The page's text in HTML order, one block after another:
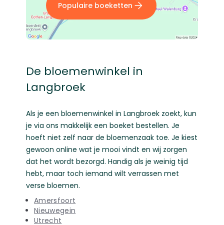
Populaire boeketten
De bloemenwinkel in
Langbroek
Als je een bloemenwinkel in Langbroek zoekt, kun
je via ons makkelijk een boeket bestellen. Je
hoeft niet zelf naar de bloemenzaak toe. Je kiest
gewoon online wat je mooi vindt en wij zorgen
dat het wordt bezorgd. Handig als je weinig tijd
hebt, maar toch iemand wilt verrassen met
verse bloemen.
Amersfoort
Nieuwegein
Utrecht